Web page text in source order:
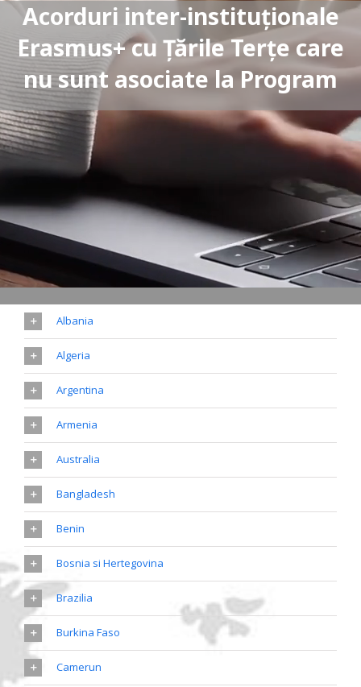
Acorduri inter-instituționale
Erasmus+ cu Țările Terţe care
nu sunt asociate la Program
Albania
Algeria
Argentina
Armenia
Australia
Bangladesh
Benin
Bosnia si Hertegovina
Brazilia
Burkina Faso
Camerun